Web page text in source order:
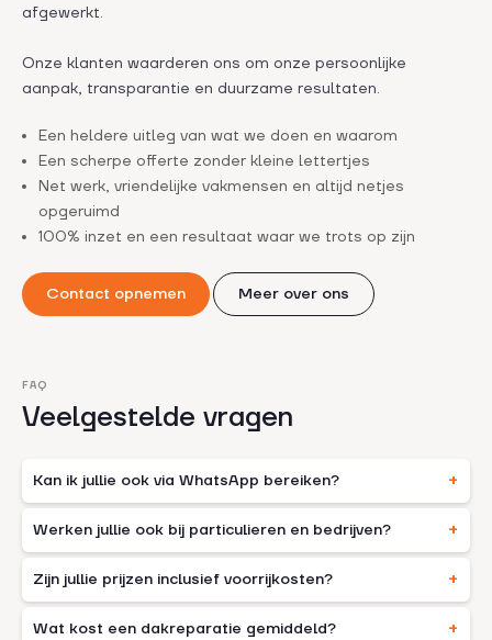
afgewerkt.
Onze klanten waarderen ons om onze persoonlijke
aanpak, transparantie en duurzame resultaten.
Een heldere uitleg van wat we doen en waarom
Een scherpe offerte zonder kleine lettertjes
Net werk, vriendelijke vakmensen en altijd netjes
opgeruimd
100% inzet en een resultaat waar we trots op zijn
Contact opnemen Meer over ons
FAQ
Veelgestelde vragen
Kan ik jullie ook via WhatsApp bereiken?
Werken jullie ook bij particulieren en bedrijven?
Zijn jullie prijzen inclusief voorrijkosten?
Wat kost een dakreparatie gemiddeld?